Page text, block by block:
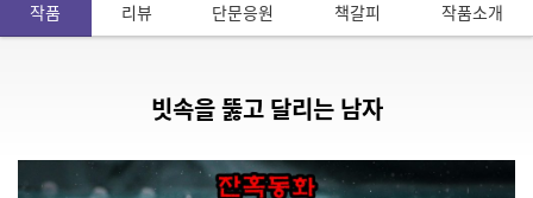
작품 리뷰 단문응원 책갈피 작품소개
빗속을 뚫고 달리는 남자